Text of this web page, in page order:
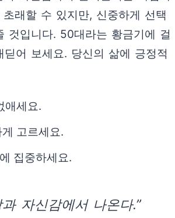
래할 수 있지만, 신중하게 선택
것입니다. 50대라는 황금기에 걸
어 보세요. 당신의 삶에 긍정적
애세요.
고르세요.
집중하세요.
자신감에서 나온다.”